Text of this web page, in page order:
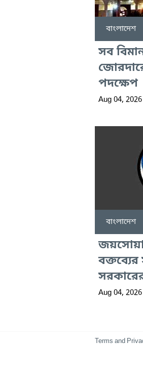
বাংলাদেশ
সব
পদক্ষেপ
Aug 04, 2026
বাংলাদেশ
Aug 04, 2026
Terms and